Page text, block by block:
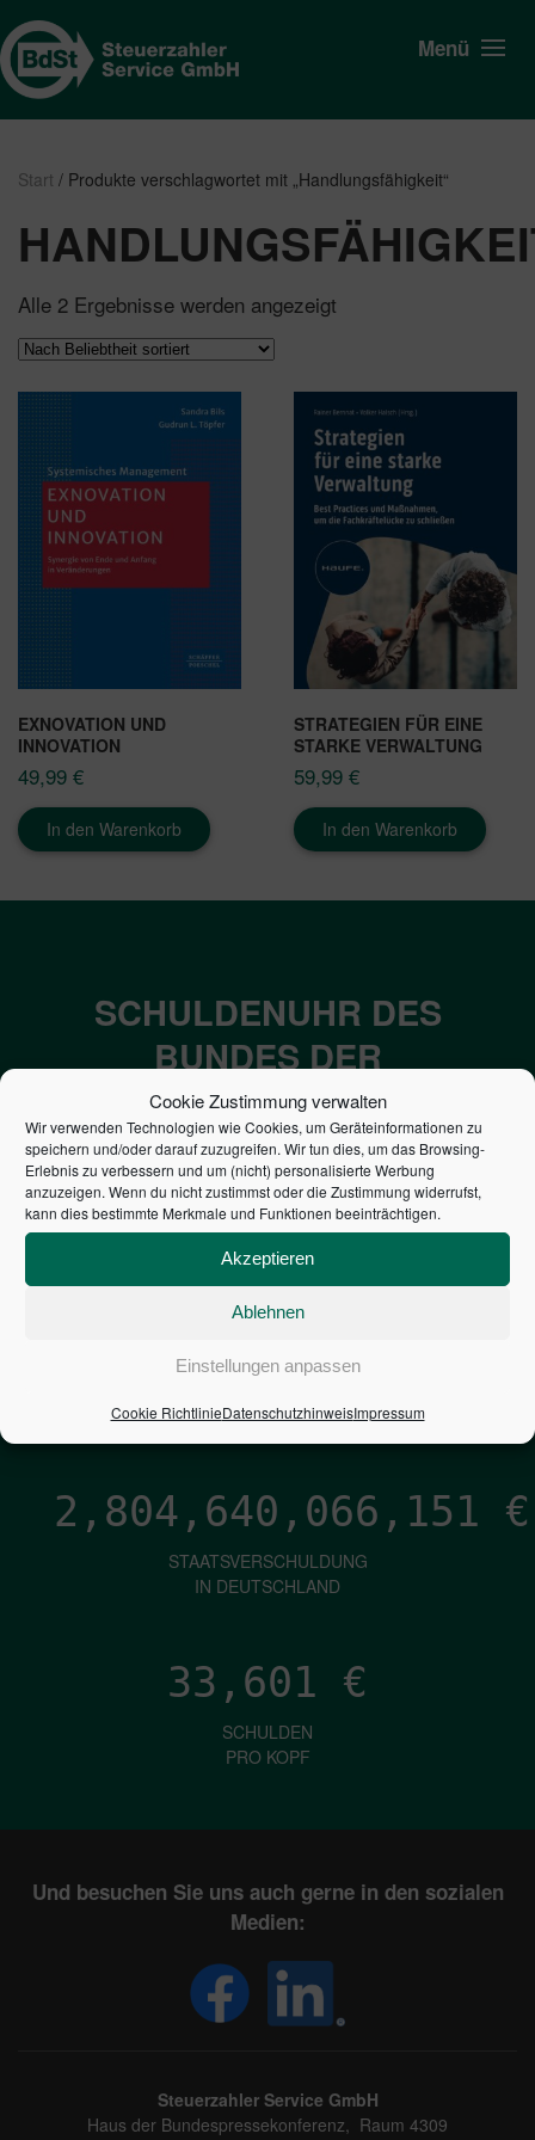
Cookie Zustimmung verwalten
Wir verwenden Technologien wie Cookies, um Geräteinformationen zu
speichern und/oder darauf zuzugreifen. Wir tun dies, um das Browsing-
Erlebnis zu verbessern und um (nicht) personalisierte Werbung
anzuzeigen. Wenn du nicht zustimmst oder die Zustimmung widerrufst,
kann dies bestimmte Merkmale und Funktionen beeinträchtigen.
Akzeptieren
Ablehnen
Einstellungen anpassen
Cookie RichtlinieDatenschutzhinweisImpressum
Menü
Start / Produkte verschlagwortet mit „Handlungsfähigkeit“
Alle 2 Ergebnisse werden angezeigt
EXNOVATION UND
INNOVATION
49,99 €
In den Warenkorb
STRATEGIEN FÜR EINE
STARKE VERWALTUNG
59,99 €
In den Warenkorb
SCHULDENUHR DES
BUNDES DER
STEUERZAHLER
7,052€
NEUVERSCHULDUNG
PRO SEKUNDE
2,804,640,067,413 €
STAATSVERSCHULDUNG
IN DEUTSCHLAND
33,601 €
SCHULDEN
PRO KOPF
Und besuchen Sie uns auch gerne in den sozialen
Medien:
Steuerzahler Service GmbH
Haus der Bundespressekonferenz, Raum 4309